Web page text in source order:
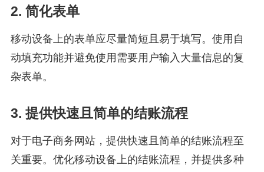
2. 简化表单
移动设备上的表单应尽量简短且易于填写。使用自
动填充功能并避免使用需要用户输入大量信息的复
杂表单。
3. 提供快速且简单的结账流程
对于电子商务网站，提供快速且简单的结账流程至
关重要。优化移动设备上的结账流程，并提供多种